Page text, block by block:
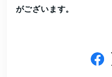
がございます。